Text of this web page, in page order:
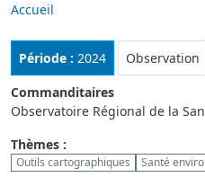
Accueil
Période : 2024 Rubrique :
Observation
Commanditaires
Observatoire Régional de la
Thèmes :
Outils cartographiques Santé